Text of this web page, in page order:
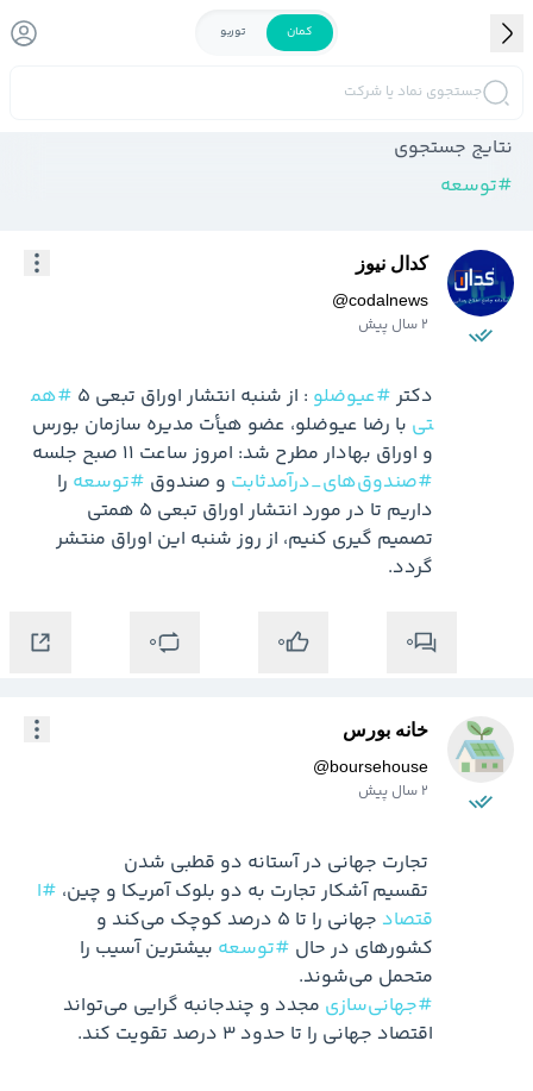
کمان توربو
جستجوی نماد یا شرکت
نتایج جستجوی
#توسعه
کدال نیوز
@codalnews
2 سال پیش
دکتر #عیوضلو : از شنبه انتشار اوراق تبعی ۵
#هم
تی
و اوراق بهادار مطرح شد: امروز ساعت ۱۱ صبح جلسه
#صندوق‌های_درآمدثابت
و صندوق #توسعه
گردد.
0
0
0
خانه بورس
@boursehouse
2 سال پیش
#ا
قتصاد
کشورهای در حال #توسعه
متحمل می‌شوند.
#جهانی‌سازی
اقتصاد جهانی را تا حدود ۳ درصد تقویت کند.